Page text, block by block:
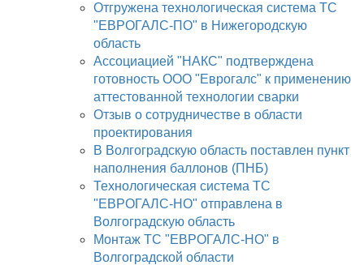
Отгружена технологическая система ТС
"ЕВРОГАЛС-ПО" в Нижегородскую
область
Ассоциацией "НАКС" подтверждена
готовность ООО "Еврогалс" к применению
аттестованной технологии сварки
Отзыв о сотрудничестве в области
проектирования
В Волгоградскую область поставлен пункт
наполнения баллонов (ПНБ)
Технологическая система ТС
"ЕВРОГАЛС-НО" отправлена в
Волгоградскую область
Монтаж ТС "ЕВРОГАЛС-НО" в
Волгоградской области